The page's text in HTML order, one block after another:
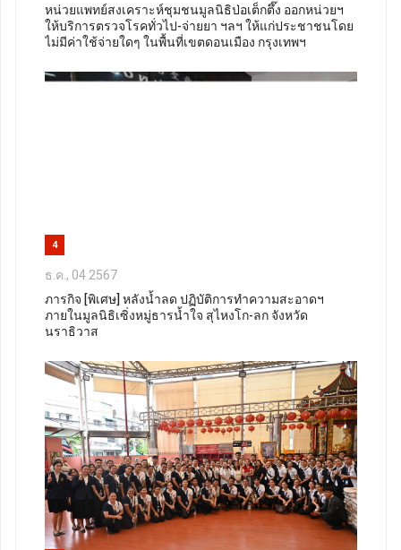
หน่วยแพทย์สงเคราะห์ชุมชนมูลนิธิป่อเต็กตึ๊ง ออกหน่วยฯ
ให้บริการตรวจโรคทั่วไป-จ่ายยา ฯลฯ ให้แก่ประชาชนโดย
ไม่มีค่าใช้จ่ายใดๆ ในพื้นที่เขตดอนเมือง กรุงเทพฯ
4
ธ.ค., 04 2567
ภารกิจ [พิเศษ] หลังน้ำลด ปฏิบัติการทำความสะอาดฯ
ภายในมูลนิธิเซิ่งหมู่ธารน้ำใจ สุไหงโก-ลก จังหวัด
นราธิวาส